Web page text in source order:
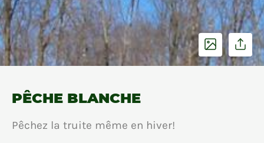
PÊCHE BLANCHE
Pêchez la truite même en hiver!